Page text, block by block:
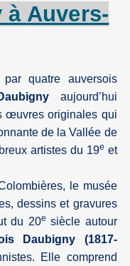
à Auvers-
quatre auversois
aujourd’hui
œuvres originales qui
de la Vallée de
artistes du 19e et
le musée
dessins et gravures
du 20e siècle autour
Daubigny (1817-
Elle comprend